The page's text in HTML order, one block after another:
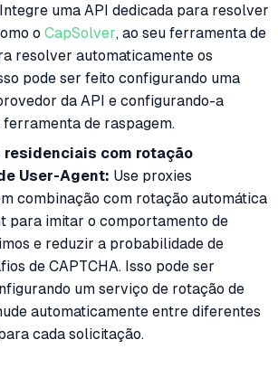
Integre uma API dedicada para resolver
o CapSolver, ao seu ferramenta de
resolver automaticamente os
pode ser feito configurando uma
da API e configurando-a
ferramenta de raspagem.
residenciais com rotação
User-Agent: Use proxies
combinação com rotação automática
para imitar o comportamento de
e reduzir a probabilidade de
de CAPTCHA. Isso pode ser
um serviço de rotação de
automaticamente entre diferentes
cada solicitação.